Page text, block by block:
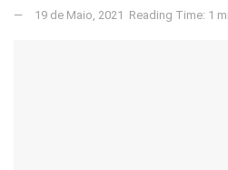
19 de Maio, 2021 Reading Time: 1